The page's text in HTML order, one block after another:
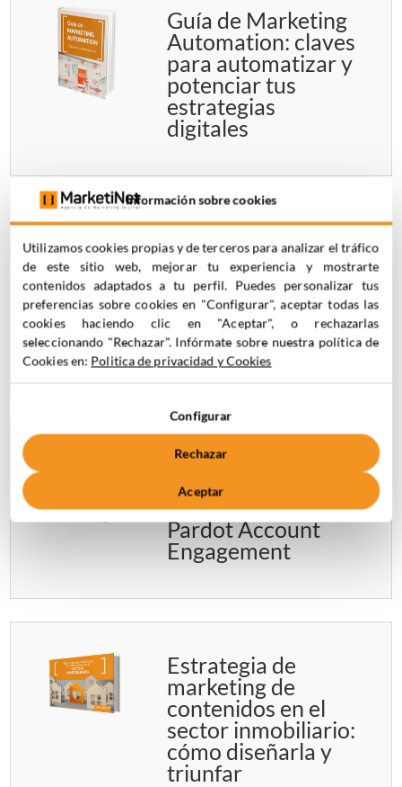
Guía de Marketing
Automation: claves
para automatizar y
potenciar tus
estrategias
digitales
Manual de
Ampscript en
Marketing Cloud:
aprende el lenguaje
de automatización
paso a paso
Guía Estrategia de
marketing
automation en
Pardot Account
Engagement
Estrategia de
marketing de
contenidos en el
sector inmobiliario:
cómo diseñarla y
triunfar
Información sobre cookies
Utilizamos cookies propias y de terceros para analizar el tráfico
de este sitio web, mejorar tu experiencia y mostrarte
contenidos adaptados a tu perfil. Puedes personalizar tus
preferencias sobre cookies en "Configurar", aceptar todas las
cookies haciendo clic en "Aceptar", o rechazarlas
seleccionando "Rechazar". Infórmate sobre nuestra política de
Cookies en: Politica de privacidad y Cookies
Configurar
Rechazar
Aceptar